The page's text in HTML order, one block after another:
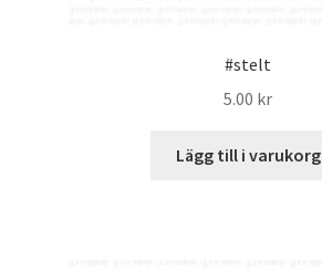
#stelt
5.00 kr
Lägg till i varukorg